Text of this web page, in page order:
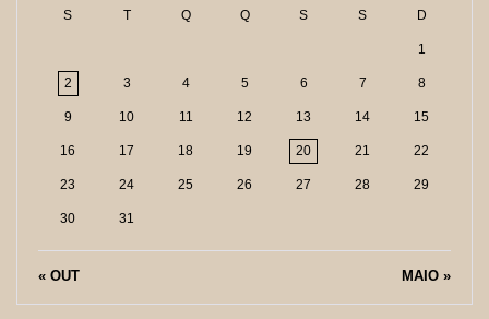
S T Q Q S S D
« OUT MAIO »
1
2 3 4 5 6 7 8
9 10 11 12 13 14 15
16 17 18 19 20 21 22
23 24 25 26 27 28 29
30 31